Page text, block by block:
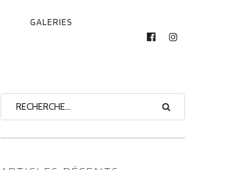
GALERIES
FACEBOOKINSTAGRAM